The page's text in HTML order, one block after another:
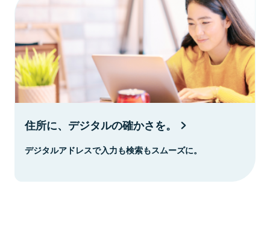
住所に、デジタルの確かさを。
デジタルアドレスで入力も検索もスムーズに。